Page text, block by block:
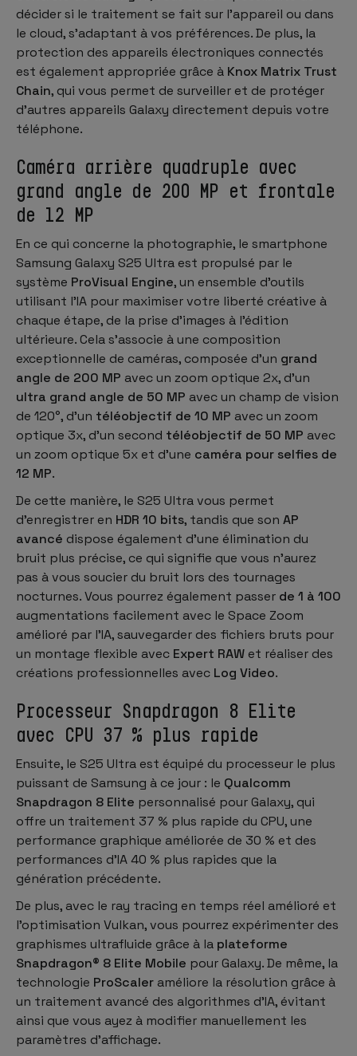
décider si le traitement se fait sur l'appareil ou dans
le cloud, s'adaptant à vos préférences. De plus, la
protection des appareils électroniques connectés
est également appropriée grâce à Knox Matrix Trust
Chain, qui vous permet de surveiller et de protéger
d'autres appareils Galaxy directement depuis votre
téléphone.
Caméra arrière quadruple avec
grand angle de 200 MP et frontale
de 12 MP
En ce qui concerne la photographie, le smartphone
Samsung Galaxy S25 Ultra est propulsé par le
système ProVisual Engine, un ensemble d'outils
utilisant l'IA pour maximiser votre liberté créative à
chaque étape, de la prise d'images à l'édition
ultérieure. Cela s'associe à une composition
exceptionnelle de caméras, composée d'un grand
angle de 200 MP avec un zoom optique 2x, d'un
ultra grand angle de 50 MP avec un champ de vision
de 120°, d'un téléobjectif de 10 MP avec un zoom
optique 3x, d'un second téléobjectif de 50 MP avec
un zoom optique 5x et d'une caméra pour selfies de
12 MP.
De cette manière, le S25 Ultra vous permet
d'enregistrer en HDR 10 bits, tandis que son AP
avancé dispose également d'une élimination du
bruit plus précise, ce qui signifie que vous n'aurez
pas à vous soucier du bruit lors des tournages
nocturnes. Vous pourrez également passer de 1 à 100
augmentations facilement avec le Space Zoom
amélioré par l'IA, sauvegarder des fichiers bruts pour
un montage flexible avec Expert RAW et réaliser des
créations professionnelles avec Log Video.
Processeur Snapdragon 8 Elite
avec CPU 37 % plus rapide
Ensuite, le S25 Ultra est équipé du processeur le plus
puissant de Samsung à ce jour : le Qualcomm
Snapdragon 8 Elite personnalisé pour Galaxy, qui
offre un traitement 37 % plus rapide du CPU, une
performance graphique améliorée de 30 % et des
performances d'IA 40 % plus rapides que la
génération précédente.
De plus, avec le ray tracing en temps réel amélioré et
l'optimisation Vulkan, vous pourrez expérimenter des
graphismes ultrafluide grâce à la plateforme
Snapdragon® 8 Elite Mobile pour Galaxy. De même, la
technologie ProScaler améliore la résolution grâce à
un traitement avancé des algorithmes d'IA, évitant
ainsi que vous ayez à modifier manuellement les
paramètres d'affichage.